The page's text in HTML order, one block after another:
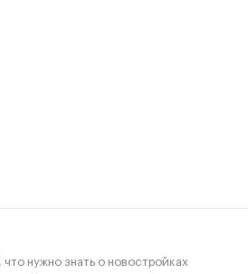
нужно знать о новостройках